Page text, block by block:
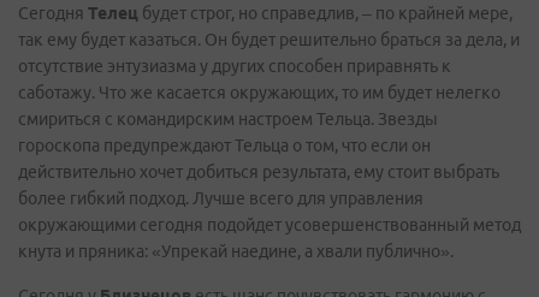
Сегодня Телец будет строг, но справедлив, – по крайней мере,
так ему будет казаться. Он будет решительно браться за дела, и
отсутствие энтузиазма у других способен приравнять к
саботажу. Что же касается окружающих, то им будет нелегко
смириться с командирским настроем Тельца. Звезды
гороскопа предупреждают Тельца о том, что если он
действительно хочет добиться результата, ему стоит выбрать
более гибкий подход. Лучше всего для управления
окружающими сегодня подойдет усовершенствованный метод
кнута и пряника: «Упрекай наедине, а хвали публично».